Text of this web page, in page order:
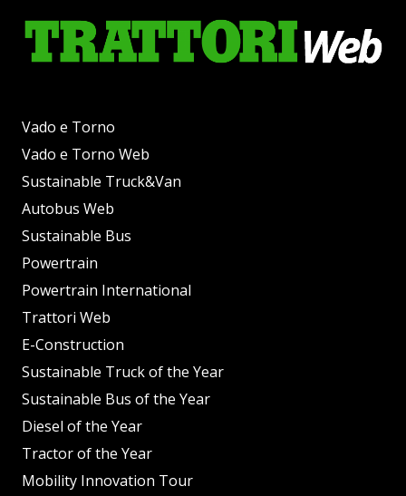
Vado e Torno
Vado e Torno Web
Sustainable Truck&Van
Autobus Web
Sustainable Bus
Powertrain
Powertrain International
Trattori Web
E-Construction
Sustainable Truck of the Year
Sustainable Bus of the Year
Diesel of the Year
Tractor of the Year
Mobility Innovation Tour